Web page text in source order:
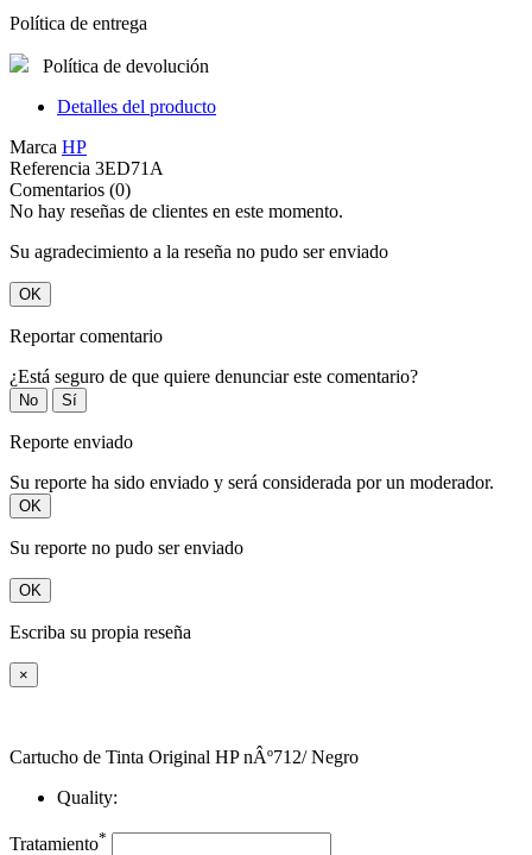
Política de entrega
Política de devolución
Detalles del producto
Marca HP
Referencia 3ED71A
Comentarios (0)
No hay reseñas de clientes en este momento.
Su agradecimiento a la reseña no pudo ser enviado
OK
Reportar comentario
¿Está seguro de que quiere denunciar este comentario?
No Sí
Reporte enviado
Su reporte ha sido enviado y será considerada por un moderador.
OK
Su reporte no pudo ser enviado
OK
Escriba su propia reseña
×
Cartucho de Tinta Original HP nÂº712/ Negro
Quality:
Tratamiento*